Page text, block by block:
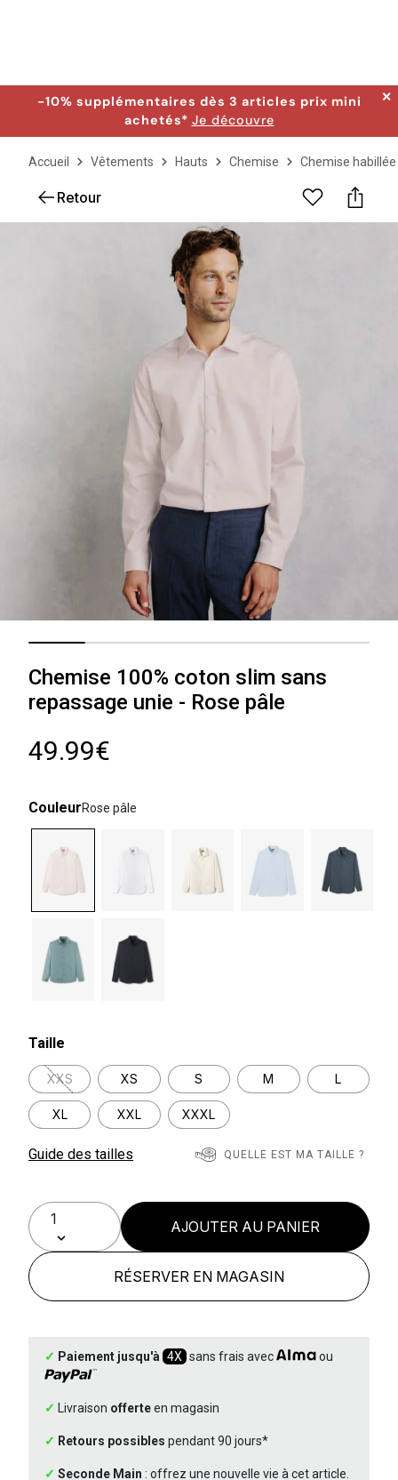
-10% supplémentaires dès 3 articles prix mini
achetés* Je découvre
✕
Accueil Vêtements Hauts Chemise Chemise habillée
Retour
Chemise 100% coton slim sans
repassage unie - Rose pâle
49.99€
CouleurRose pâle
Taille
XXS XS S M L
XL XXL XXXL
Guide des tailles QUELLE EST MA TAILLE ?
AJOUTER AU PANIER
RÉSERVER EN MAGASIN
✓ Paiement jusqu'à 4X sans frais avec ou
✓ Livraison offerteen magasin
✓ Retours possibles pendant 90 jours*
✓ Seconde Main : offrez une nouvelle vie à cet article.